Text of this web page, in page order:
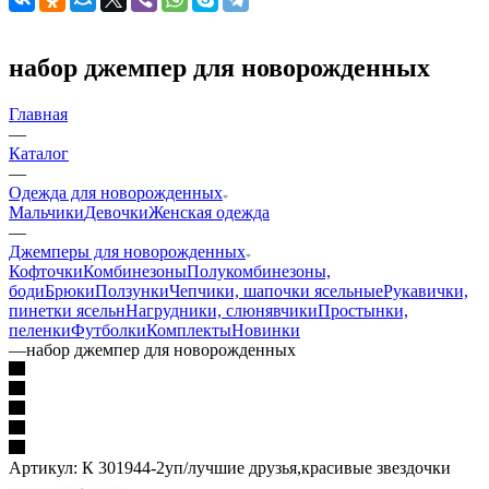
набор джемпер для новорожденных
Главная
—
Каталог
—
Одежда для новорожденных
МальчикиДевочкиЖенская одежда
—
Джемперы для новорожденных
КофточкиКомбинезоныПолукомбинезоны,
бодиБрюкиПолзункиЧепчики, шапочки ясельныеРукавички,
пинетки ясельнНагрудники, слюнявчикиПростынки,
пеленкиФутболкиКомплектыНовинки
—набор джемпер для новорожденных
Артикул: К 301944-2уп/лучшие друзья,красивые звездочки